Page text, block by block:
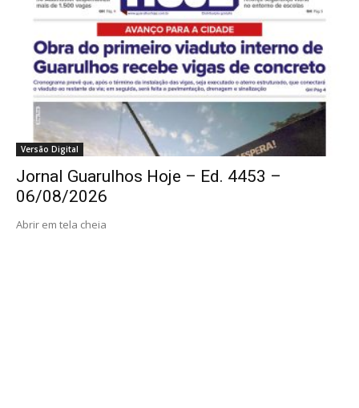
Versão Digital
Jornal Guarulhos Hoje – Ed. 4453 –
06/08/2026
Abrir em tela cheia